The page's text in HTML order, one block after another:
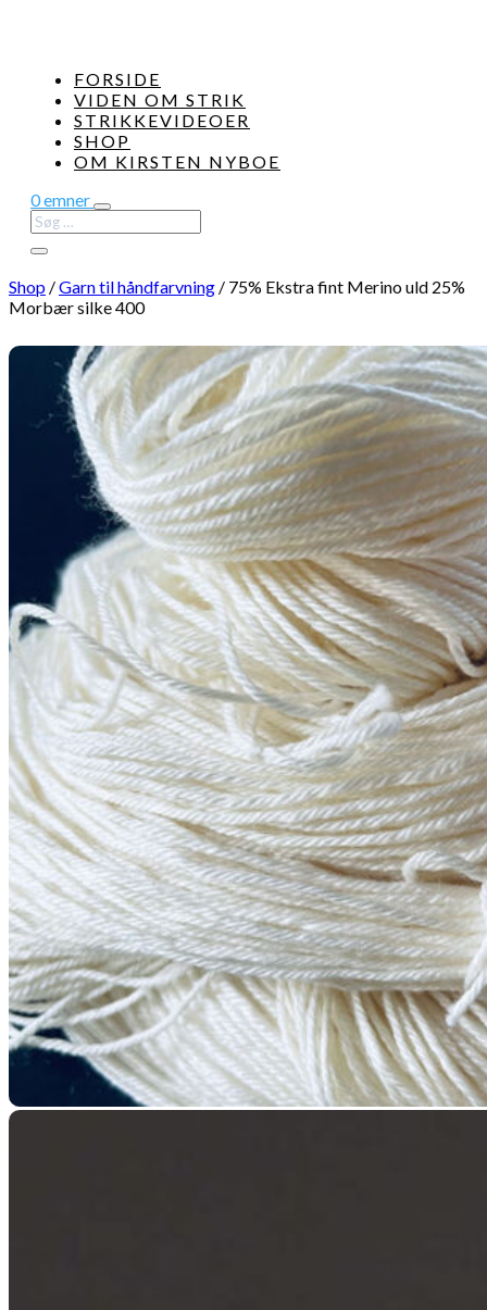
FORSIDE
VIDEN OM STRIK
STRIKKEVIDEOER
SHOP
OM KIRSTEN NYBOE
0 emner
Shop /Garn til håndfarvning / 75% Ekstra fint Merino uld 25%
Morbær silke 400